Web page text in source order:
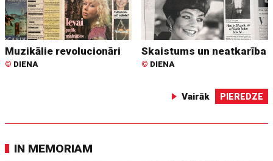
Muzikālie revolucionāri
© DIENA
Skaistums un neatkarība
© DIENA
Vairāk PIEREDZE
IN MEMORIAM